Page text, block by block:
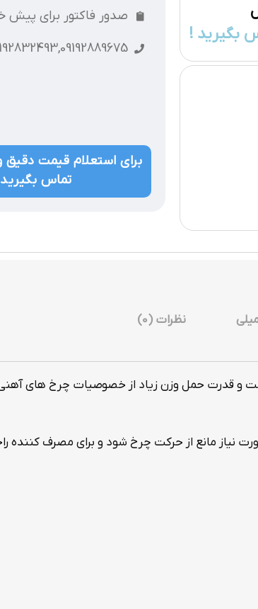
بگیرید !
صدور فاکتور برای پیش
برای استعلام قیمت
تماس
نظرات (0)
و قدرت حمل وزن زیاد از خصوصیات چرخ های
نیاز مانع از حرکت چرخ شود و برای مصرف کننده